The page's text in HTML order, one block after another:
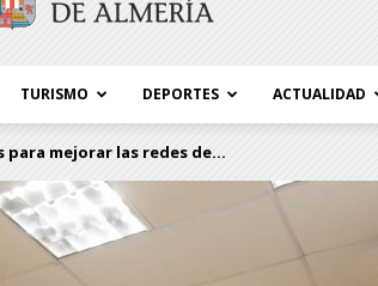
TURISMO DEPORTES ACTUALIDAD
para mejorar las redes de...